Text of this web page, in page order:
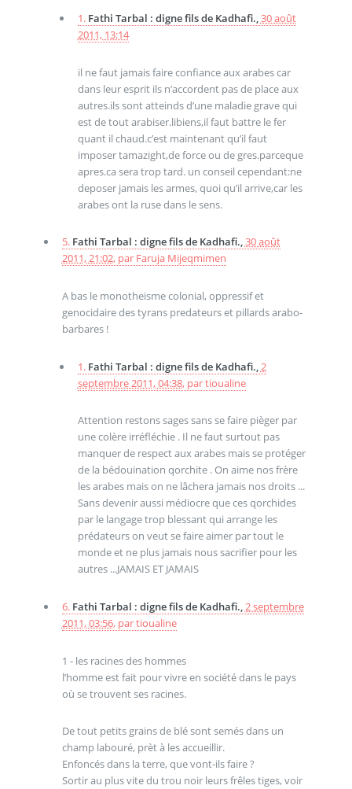
1. Fathi Tarbal : digne fils de Kadhafi.,30 août
2011, 13:14
il ne faut jamais faire confiance aux arabes car
dans leur esprit ils n’accordent pas de place aux
autres.ils sont atteinds d’une maladie grave qui
est de tout arabiser.libiens,il faut battre le fer
quant il chaud.c’est maintenant qu’il faut
imposer tamazight,de force ou de gres.parceque
apres.ca sera trop tard. un conseil cependant:ne
deposer jamais les armes, quoi qu’il arrive,car les
arabes ont la ruse dans le sens.
5. Fathi Tarbal : digne fils de Kadhafi.,30 août
2011, 21:02, par Faruja Mijeqmimen
A bas le monotheisme colonial, oppressif et
genocidaire des tyrans predateurs et pillards arabo-
barbares !
1. Fathi Tarbal : digne fils de Kadhafi.,2
septembre 2011, 04:38, partioualine
Attention restons sages sans se faire pièger par
une colère irréfléchie . Il ne faut surtout pas
manquer de respect aux arabes mais se protéger
de la bédouination qorchite . On aime nos frère
les arabes mais on ne lâchera jamais nos droits ...
Sans devenir aussi médiocre que ces qorchides
par le langage trop blessant qui arrange les
prédateurs on veut se faire aimer par tout le
monde et ne plus jamais nous sacrifier pour les
autres ...JAMAIS ET JAMAIS
6. Fathi Tarbal : digne fils de Kadhafi.,2 septembre
2011, 03:56, partioualine
1 - les racines des hommes
l’homme est fait pour vivre en société dans le pays
où se trouvent ses racines.
De tout petits grains de blé sont semés dans un
champ labouré, prèt à les accueillir.
Enfoncés dans la terre, que vont-ils faire ?
Sortir au plus vite du trou noir leurs frêles tiges, voir